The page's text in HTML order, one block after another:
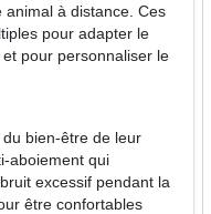
à distance. Ces
pour adapter le
pour personnaliser le
bien-être de leur
aboiement qui
excessif pendant la
être confortables